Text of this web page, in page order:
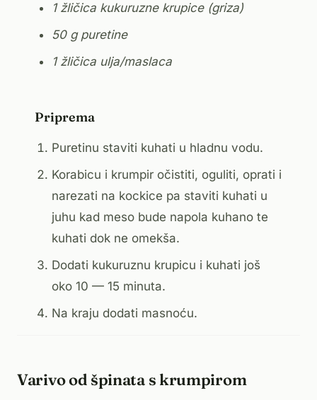
1 žličica kukuruzne krupice (griza)
50 g puretine
1 žličica ulja/maslaca
Priprema
Puretinu staviti kuhati u hladnu vodu.
Korabicu i krumpir očistiti, oguliti, oprati i
narezati na kockice pa staviti kuhati u
juhu kad meso bude napola kuhano te
kuhati dok ne omekša.
Dodati kukuruznu krupicu i kuhati još
oko 10 — 15 minuta.
Na kraju dodati masnoću.
Varivo od špinata s krumpirom